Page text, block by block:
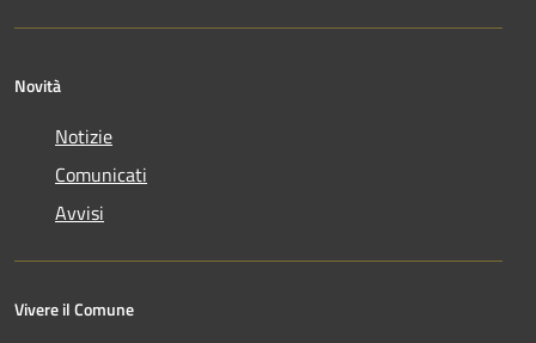
Novità
Notizie
Comunicati
Avvisi
Vivere il Comune